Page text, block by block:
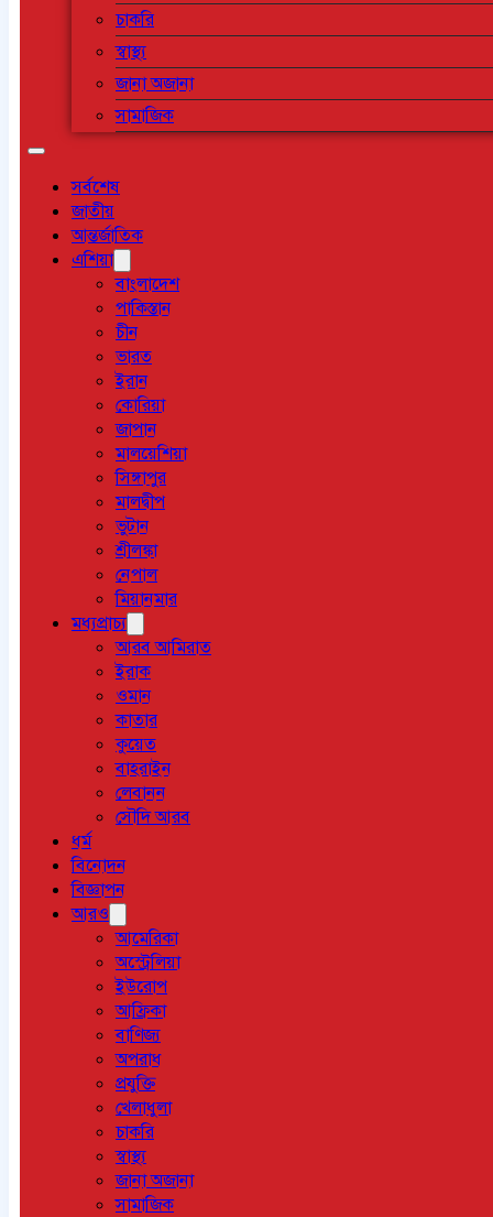
চাকরি
স্বাস্থ্য
জানা অজানা
সামাজিক
সর্বশেষ
জাতীয়
আন্তর্জাতিক
এশিয়া
বাংলাদেশ
পাকিস্তান
চীন
ভারত
ইরান
কোরিয়া
জাপান
মালয়েশিয়া
সিঙ্গাপুর
মালদ্বীপ
ভুটান
শ্রীলঙ্কা
নেপাল
মিয়ানমার
মধ্যপ্রাচ্য
আরব আমিরাত
ইরাক
ওমান
কাতার
কুয়েত
বাহরাইন
লেবানন
সৌদি আরব
ধর্ম
বিনোদন
বিজ্ঞাপন
আরও
আমেরিকা
অস্ট্রেলিয়া
ইউরোপ
আফ্রিকা
বাণিজ্য
অপরাধ
প্রযুক্তি
খেলাধুলা
চাকরি
স্বাস্থ্য
জানা অজানা
সামাজিক